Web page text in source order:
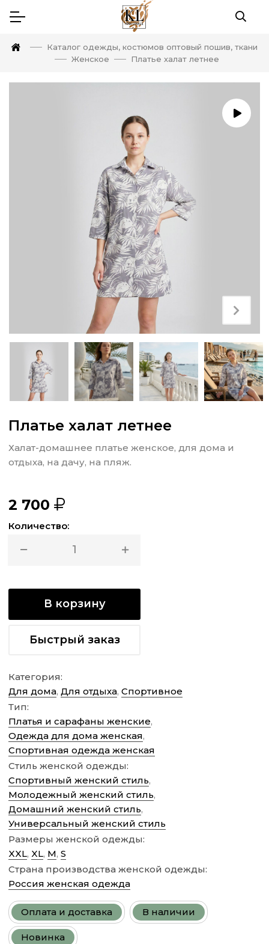
Каталог одежды, костюмов оптовый пошив, ткани
Женское
Платье халат летнее
Платье халат летнее
Халат-домашнее платье женское, для дома и
отдыха, на дачу, на пляж.
2 700
Количество:
В корзину
Быстрый заказ
Категория:
Для дома,Для отдыха,Спортивное
Тип:
Платья и сарафаны женские,
Одежда для дома женская,
Спортивная одежда женская
Стиль женской одежды:
Спортивный женский стиль,
Молодежный женский стиль,
Домашний женский стиль,
Универсальный женский стиль
Размеры женской одежды:
XXL, XL, M,S
Страна производства женской одежды:
Россия женская одежда
Оплата и доставка В наличии
Новинка